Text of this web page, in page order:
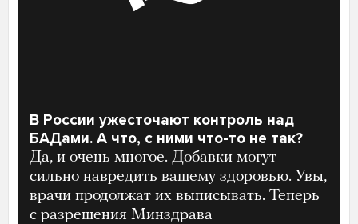
В России ужесточают контроль над
БАДами. А что, с ними что-то не так?
Да, и очень многое. Добавки могут
сильно навредить вашему здоровью. Увы,
врачи продолжат их выписывать. Теперь
с разрешения Минздрава